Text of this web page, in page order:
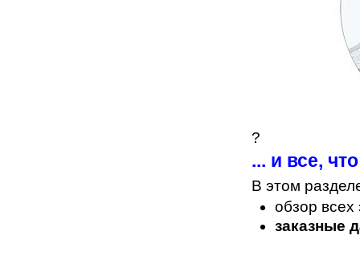
?
... и все,
В этом
обзор
заказные